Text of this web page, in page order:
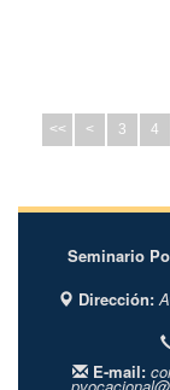
<< < 3 4
Seminario
Dirección:
E-mail: